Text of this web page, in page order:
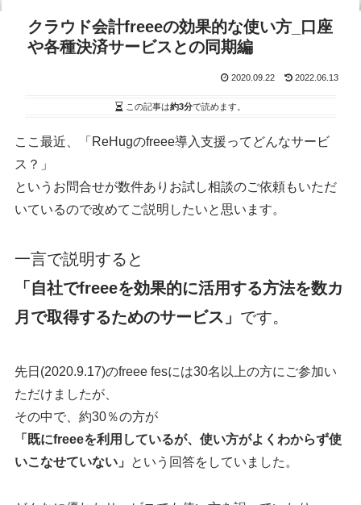
クラウド会計freeeの効果的な使い方_口座
や各種決済サービスとの同期編
2020.09.22 2022.06.13
この記事は約3分で読めます。
ここ最近、「ReHugのfreee導入支援ってどんなサービ
ス？」
というお問合せが数件ありお試し相談のご依頼もいただ
いているので改めてご説明したいと思います。
一言で説明すると
「自社でfreeeを効果的に活用する方法を数カ
月で取得するためのサービス」 です。
先日(2020.9.17)のfreee fesには30名以上の方にご参加い
ただけましたが、
その中で、約30％の方が
「既にfreeeを利用しているが、使い方がよくわからず使
いこなせていない」
という回答をしていました。